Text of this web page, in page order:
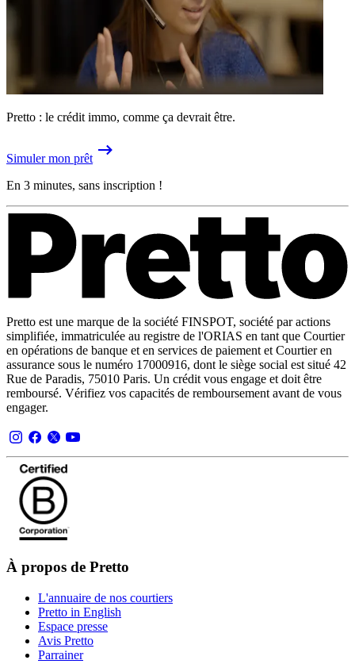
Pretto : le crédit immo, comme ça devrait être.
Simuler mon prêt
En 3 minutes, sans inscription !
Pretto est une marque de la société FINSPOT, société par actions
simplifiée, immatriculée au registre de l'ORIAS en tant que Courtier
en opérations de banque et en services de paiement et Courtier en
assurance sous le numéro 17000916, dont le siège social est situé 42
Rue de Paradis, 75010 Paris. Un crédit vous engage et doit être
remboursé. Vérifiez vos capacités de remboursement avant de vous
engager.
À propos de Pretto
L'annuaire de nos courtiers
Pretto in English
Espace presse
Avis Pretto
Parrainer